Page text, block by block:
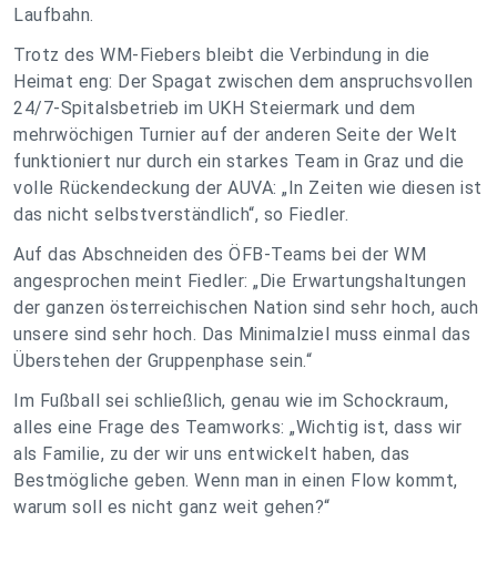
Laufbahn.
Trotz des WM-Fiebers bleibt die Verbindung in die
Heimat eng: Der Spagat zwischen dem anspruchsvollen
24/7-Spitalsbetrieb im UKH Steiermark und dem
mehrwöchigen Turnier auf der anderen Seite der Welt
funktioniert nur durch ein starkes Team in Graz und die
volle Rückendeckung der AUVA: „In Zeiten wie diesen ist
das nicht selbstverständlich“, so Fiedler.
Auf das Abschneiden des ÖFB-Teams bei der WM
angesprochen meint Fiedler: „Die Erwartungshaltungen
der ganzen österreichischen Nation sind sehr hoch, auch
unsere sind sehr hoch. Das Minimalziel muss einmal das
Überstehen der Gruppenphase sein.“
Im Fußball sei schließlich, genau wie im Schockraum,
alles eine Frage des Teamworks: „Wichtig ist, dass wir
als Familie, zu der wir uns entwickelt haben, das
Bestmögliche geben. Wenn man in einen Flow kommt,
warum soll es nicht ganz weit gehen?“